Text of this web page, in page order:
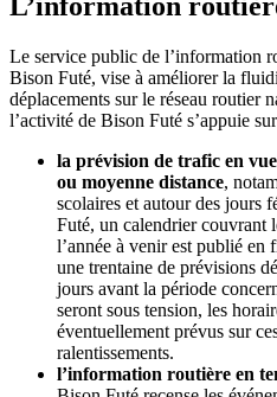
Le service public de l’information
Bison Futé, vise à améliorer la
déplacements sur le réseau routier
l’activité de Bison Futé s’appuie
la prévision de trafic en
ou moyenne distance,
scolaires et autour des jours
Futé, un calendrier couvrant
l’année à venir est publié en
une trentaine de prévisions
jours avant la période
seront sous tension, les
éventuellement prévus sur
ralentissements.
l’information routière en